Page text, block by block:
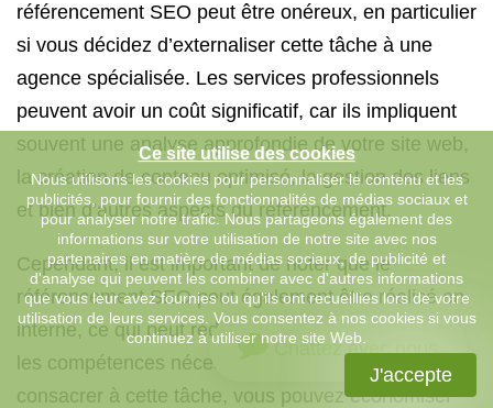
référencement SEO peut être onéreux, en particulier
si vous décidez d’externaliser cette tâche à une
agence spécialisée. Les services professionnels
peuvent avoir un coût significatif, car ils impliquent
souvent une analyse approfondie de votre site web,
la création de contenu optimisé, la gestion des liens
et bien d’autres aspects du référencement.
Cependant, il est important de noter que le
référencement SEO peut également être réalisé en
interne, ce qui peut réduire les coûts. Si vous avez
les compétences nécessaires et le temps pour vous
consacrer à cette tâche, vous pouvez économiser
Chattez avec nous
Ce site utilise des cookies
Nous utilisons les cookies pour personnaliser le contenu et les
publicités, pour fournir des fonctionnalités de médias sociaux et
pour analyser notre trafic. Nous partageons également des
informations sur votre utilisation de notre site avec nos
partenaires en matière de médias sociaux, de publicité et
d'analyse qui peuvent les combiner avec d'autres informations
que vous leur avez fournies ou qu'ils ont recueillies lors de votre
utilisation de leurs services. Vous consentez à nos cookies si vous
continuez à utiliser notre site Web.
J'accepte